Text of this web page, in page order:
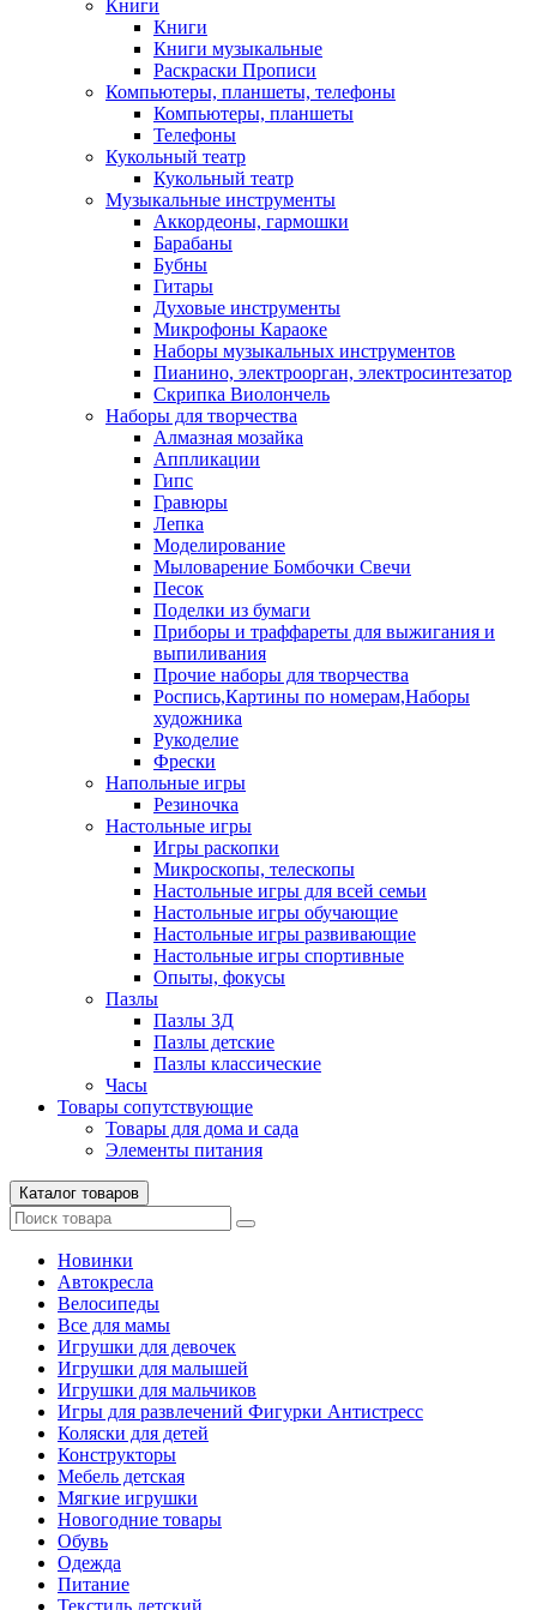
Книги
Книги
Книги музыкальные
Раскраски Прописи
Компьютеры, планшеты, телефоны
Компьютеры, планшеты
Телефоны
Кукольный театр
Кукольный театр
Музыкальные инструменты
Аккордеоны, гармошки
Барабаны
Бубны
Гитары
Духовые инструменты
Микрофоны Караоке
Наборы музыкальных инструментов
Пианино, электроорган, электросинтезатор
Скрипка Виолончель
Наборы для творчества
Алмазная мозайка
Аппликации
Гипс
Гравюры
Лепка
Моделирование
Мыловарение Бомбочки Свечи
Песок
Поделки из бумаги
Приборы и траффареты для выжигания и
выпиливания
Прочие наборы для творчества
Роспись,Картины по номерам,Наборы
художника
Рукоделие
Фрески
Напольные игры
Резиночка
Настольные игры
Игры раскопки
Микроскопы, телескопы
Настольные игры для всей семьи
Настольные игры обучающие
Настольные игры развивающие
Настольные игры спортивные
Опыты, фокусы
Пазлы
Пазлы 3Д
Пазлы детские
Пазлы классические
Часы
Товары сопутствующие
Товары для дома и сада
Элементы питания
Каталог товаров
Новинки
Автокресла
Велосипеды
Все для мамы
Игрушки для девочек
Игрушки для малышей
Игрушки для мальчиков
Игры для развлечений Фигурки Антистресс
Коляски для детей
Конструкторы
Мебель детская
Мягкие игрушки
Новогодние товары
Обувь
Одежда
Питание
Текстиль детский